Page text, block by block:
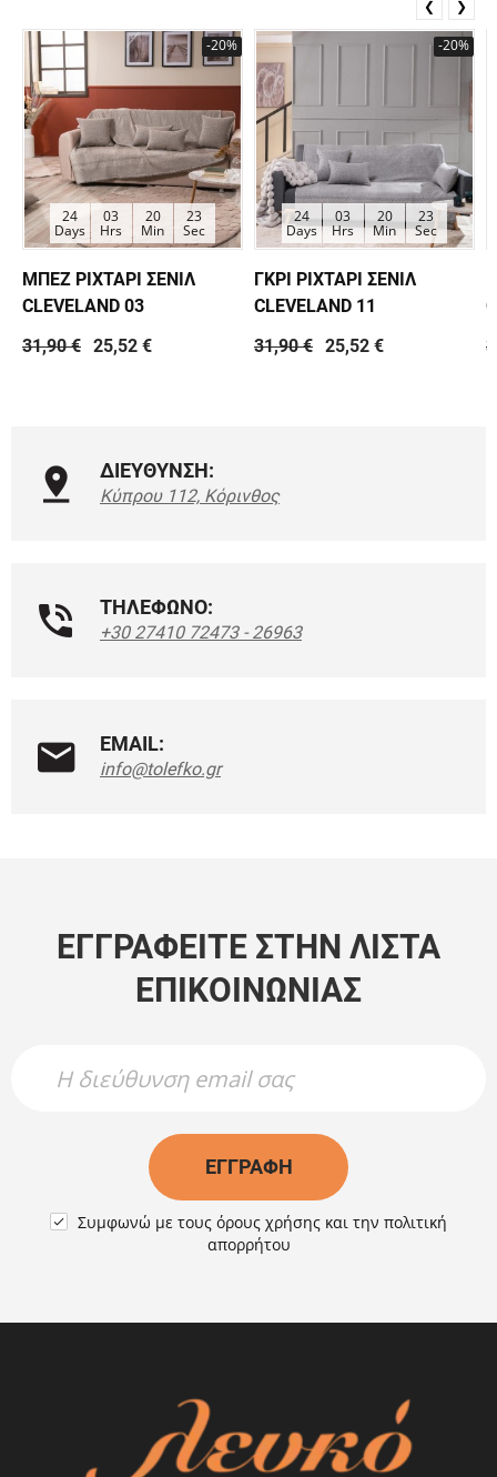
-20%
24
Days
03
Hrs
20
Min
23
Sec
ΜΠΕΖ ΡΙΧΤΑΡΙ ΣΕΝΙΛ
CLEVELAND 03
31,90 € 25,52 €
-20%
24
Days
03
Hrs
20
Min
23
Sec
ΓΚΡΙ ΡΙΧΤΑΡΙ ΣΕΝΙΛ
CLEVELAND 11
31,90 € 25,52 €
❮ ❯
ΔΙΕΥΘΥΝΣΗ:
Κύπρου 112, Κόρινθος
ΤΗΛΕΦΩΝΟ:
+30 27410 72473 - 26963
EMAIL:
info@tolefko.gr
ΕΓΓΡΑΦΕΊΤΕ ΣΤΗΝ ΛΊΣΤΑ
ΕΠΙΚΟΙΝΩΝΊΑΣ
ΕΓΓΡΑΦΉ
 Συμφωνώ με τους όρους χρήσης και την πολιτική
απορρήτου